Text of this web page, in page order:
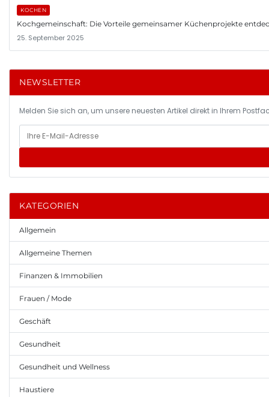
KOCHEN
Kochgemeinschaft: Die Vorteile gemeinsamer Küchenprojekte
25. September 2025
NEWSLETTER
Melden Sie sich an, um unsere neuesten Artikel direkt in Ihrem
KATEGORIEN
Allgemein
Allgemeine Themen
Finanzen & Immobilien
Frauen / Mode
Geschäft
Gesundheit
Gesundheit und Wellness
Haustiere